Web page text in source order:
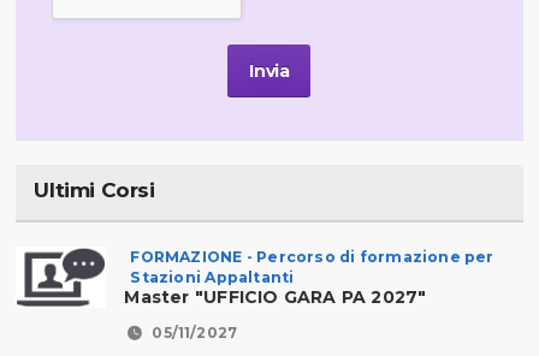
Ultimi Corsi
FORMAZIONE - Percorso di formazione per
Stazioni Appaltanti
Master "UFFICIO GARA PA 2027"
05/11/2027